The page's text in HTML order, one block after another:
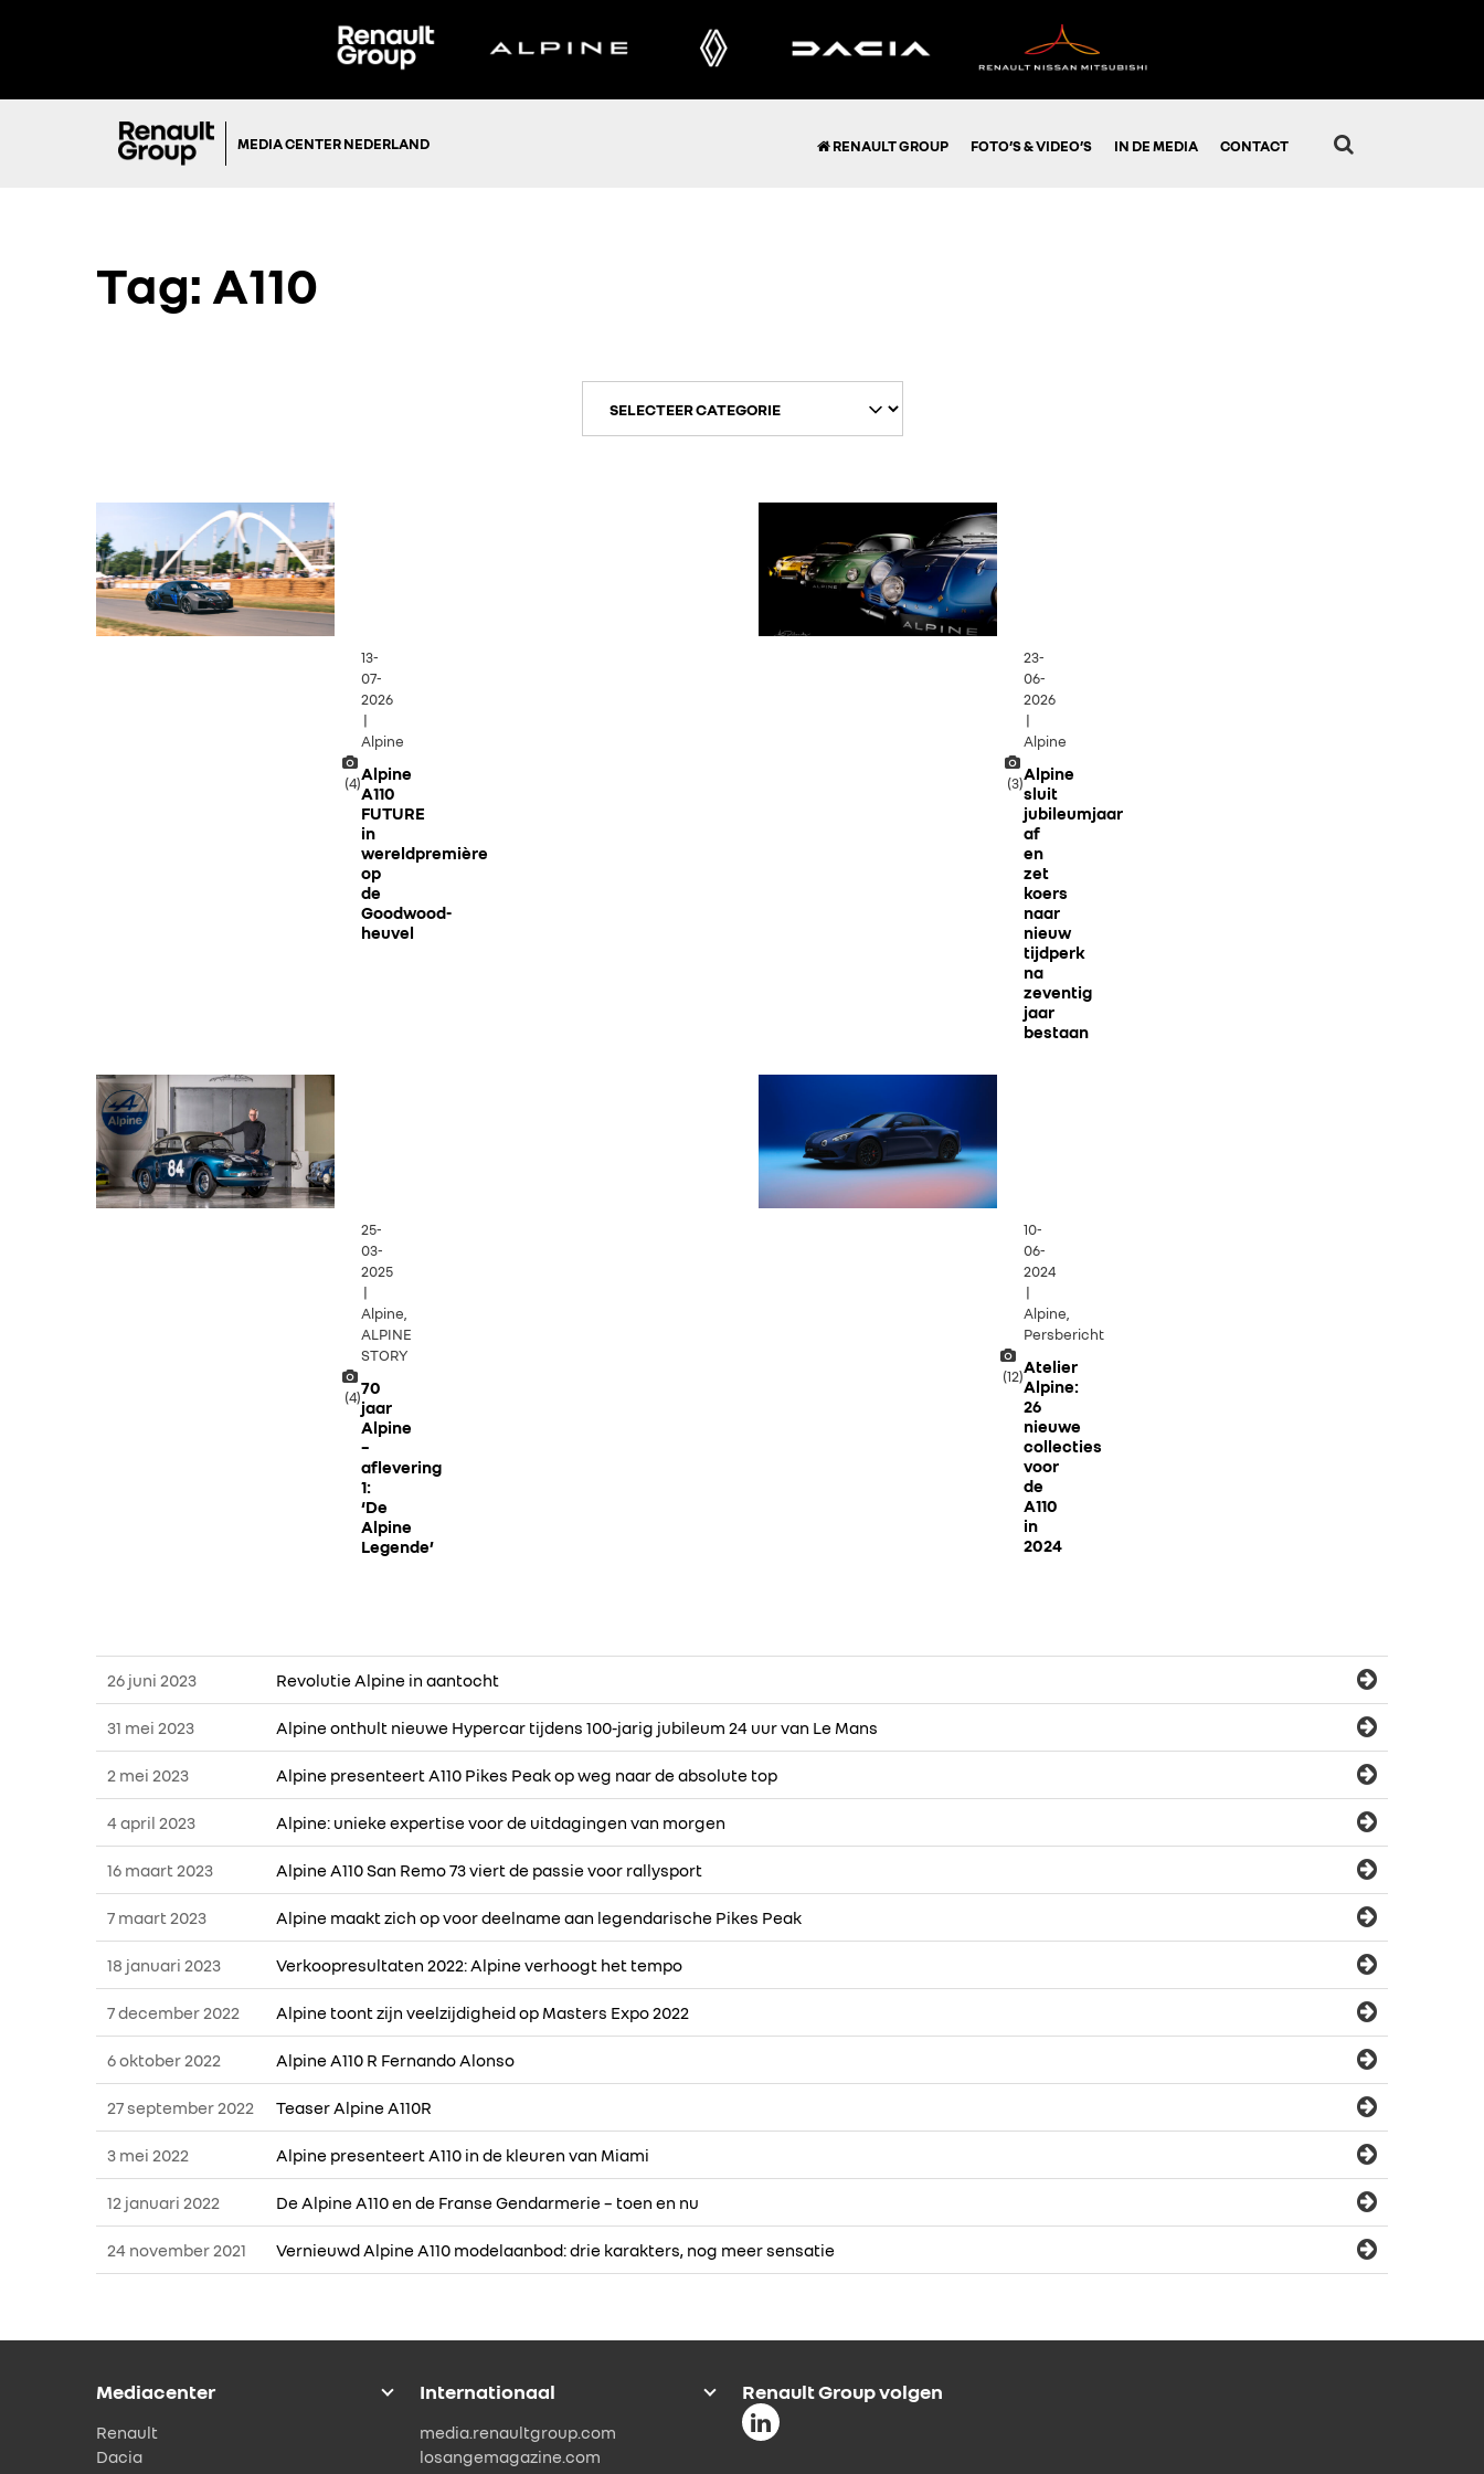
MEDIA CENTER NEDERLAND RENAULT GROUP FOTO’S & VIDEO’S IN DE MEDIA CONTACT
Tag: A110
13-
07-
2026
|
Alpine
(4)
Alpine
A110
FUTURE
in
wereldpremière
op
de
Goodwood-
heuvel
23-
06-
2026
|
Alpine
(3)
Alpine
sluit
jubileumjaar
af
en
zet
koers
naar
nieuw
tijdperk
na
zeventig
jaar
bestaan
25-
03-
2025
|
Alpine,
ALPINE
STORY
(4)
70
jaar
Alpine
–
aflevering
1:
‘De
Alpine
Legende’
10-
06-
2024
|
Alpine,
Persbericht
(12)
Atelier
Alpine:
26
nieuwe
collecties
voor
de
A110
in
2024
26 juni 2023 Revolutie Alpine in aantocht
31 mei 2023 Alpine onthult nieuwe Hypercar tijdens 100-jarig jubileum 24 uur van Le Mans
2 mei 2023 Alpine presenteert A110 Pikes Peak op weg naar de absolute top
4 april 2023 Alpine: unieke expertise voor de uitdagingen van morgen
16 maart 2023 Alpine A110 San Remo 73 viert de passie voor rallysport
7 maart 2023 Alpine maakt zich op voor deelname aan legendarische Pikes Peak
18 januari 2023 Verkoopresultaten 2022: Alpine verhoogt het tempo
7 december 2022 Alpine toont zijn veelzijdigheid op Masters Expo 2022
6 oktober 2022 Alpine A110 R Fernando Alonso
27 september 2022 Teaser Alpine A110R
3 mei 2022 Alpine presenteert A110 in de kleuren van Miami
12 januari 2022 De Alpine A110 en de Franse Gendarmerie – toen en nu
24 november 2021 Vernieuwd Alpine A110 modelaanbod: drie karakters, nog meer sensatie
Mediacenter
Renault
Dacia
Internationaal
media.renaultgroup.com
losangemagazine.com
Renault Group volgen